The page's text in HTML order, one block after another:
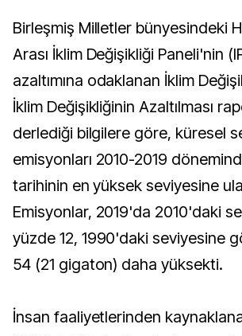
Birleşmiş Milletler bünyesindeki Hükümetler
Arası İklim Değişikliği Paneli'nin
azaltımına odaklanan İklim
İklim Değişikliğinin Azaltılması
derlediği bilgilere göre, küresel
emisyonları 2010-2019
tarihinin en yüksek seviyesine
Emisyonlar, 2019'da 2010'daki
yüzde 12, 1990'daki seviyesine
54 (21 gigaton) daha yüksekti.
İnsan faaliyetlerinden